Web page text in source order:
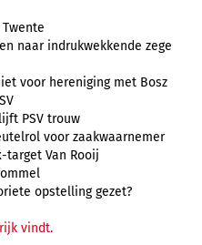
naar indrukwekkende zege
voor hereniging met Bosz
PSV trouw
voor zaakwaarnemer
target Van Rooij
opstelling gezet?
vindt.